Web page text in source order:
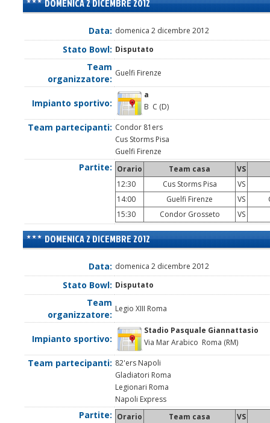
DOMENICA 2 DICEMBRE 2012
Data: domenica 2 dicembre 2012
Stato Bowl: Disputato
Team
organizzatore:
Guelfi Firenze
Impianto sportivo:
a
B C (D)
Team partecipanti: Condor 81ers
Cus Storms Pisa
Guelfi Firenze
Partite: Orario Team casa
VS
12:30
Cus Storms Pisa
VS
14:00
Guelfi Firenze VS
15:30
Condor Grosseto VS
DOMENICA 2 DICEMBRE 2012
Data: domenica 2 dicembre 2012
Stato Bowl: Disputato
Team
organizzatore:
Legio XIII Roma
Impianto sportivo:
Stadio Pasquale Giannattasio
Via Mar Arabico Roma (RM)
Team partecipanti: 82'ers Napoli
Gladiatori Roma
Legionari Roma
Napoli Express
Partite: Orario Team casa
VS